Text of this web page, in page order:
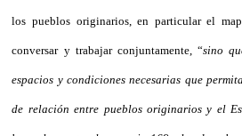
los pueblos originarios, en particular el
conversar y trabajar conjuntamente, “sino
espacios y condiciones necesarias que
de relación entre pueblos originarios y el